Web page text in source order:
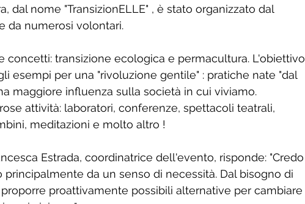
dal nome "TransizionELLE" , è stato organizzato dal
da numerosi volontari.
concetti: transizione ecologica e permacultura. L'obiettivo
esempi per una "rivoluzione gentile" : pratiche nate "dal
maggiore influenza sulla società in cui viviamo.
attività: laboratori, conferenze, spettacoli teatrali,
meditazioni e molto altro !
Estrada, coordinatrice dell'evento, risponde: "Credo
da un senso di necessità. Dal bisogno di
proattivamente possibili alternative per cambiare